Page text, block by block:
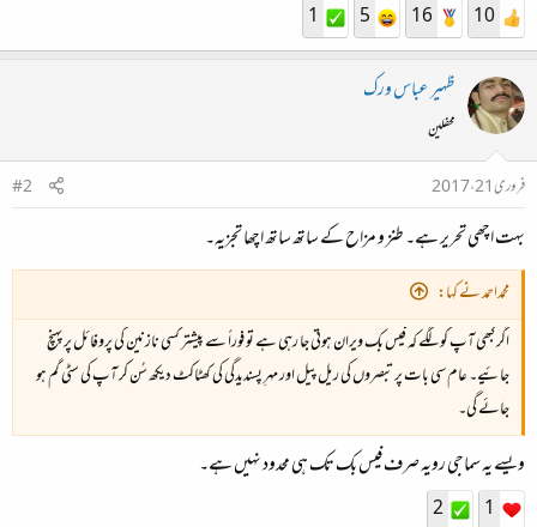
10
16
5
1
ظہیر عباس ورک
محفلین
فروری 21، 2017
#2
بہت اچھی تحریر ہے۔ طنز و مزاح کے ساتھ ساتھ اچھا تجزیہ۔
محمداحمد نے کہا:
اگر کبھی آپ کو لگے کہ فیس بک ویران ہوتی جا رہی ہے تو فوراً سے پیشتر کسی نازنین کی پروفائل پر پہنچ
جائیے۔ عام سی بات پر تبصروں کی ریل پیل اور مہرِ پسندیدگی کی کھٹاکٹ دیکھ سُن کر آپ کی سٹی گم ہو
جائے گی۔
ویسے یہ سماجی رویہ صرف فیس بک تک ہی محدود نہیں ہے۔
1
2